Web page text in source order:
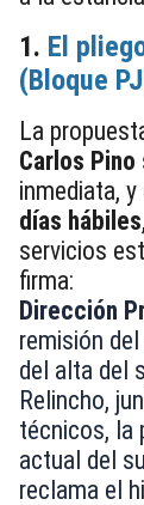
1. El
(Bloque
La
Carlos Pino
inmediata,
días hábiles
servicios
firma:
Dirección
remisión
del alta del
Relincho,
técnicos, la
actual del
reclama el